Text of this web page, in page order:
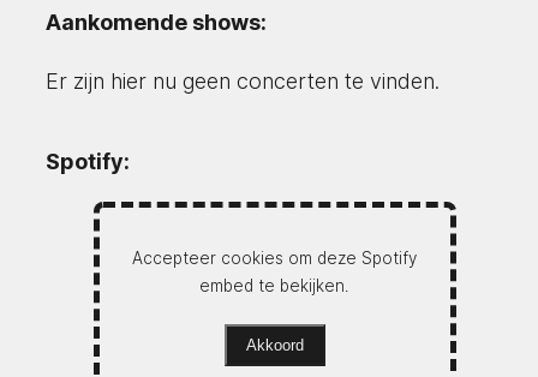
Aankomende shows:
Er zijn hier nu geen concerten te vinden.
Spotify:
Accepteer cookies om deze Spotify
embed te bekijken.
Akkoord